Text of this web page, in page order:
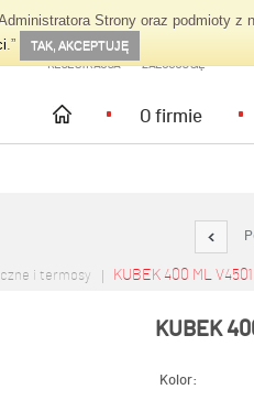
Strony oraz podmioty
.” TAK, AKCEPTUJĘ
TWOJE KONTO
REJESTRACJA ZALOGUJ SIĘ
O firmie
i termosy KUBEK 400 ML V4501
KUBEK
Kolor: